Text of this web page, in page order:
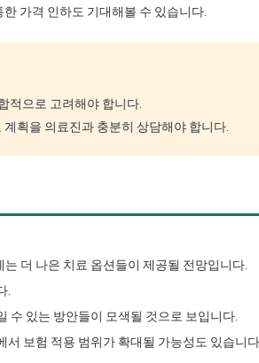
가격 인하도 기대해볼 수 있습니다.
적으로 고려해야 합니다.
획을 의료진과 충분히 상담해야 합니다.
더 나은 치료 옵션들이 제공될 전망입니다.
.
수 있는 방안들이 모색될 것으로 보입니다.
보험 적용 범위가 확대될 가능성도 있습니